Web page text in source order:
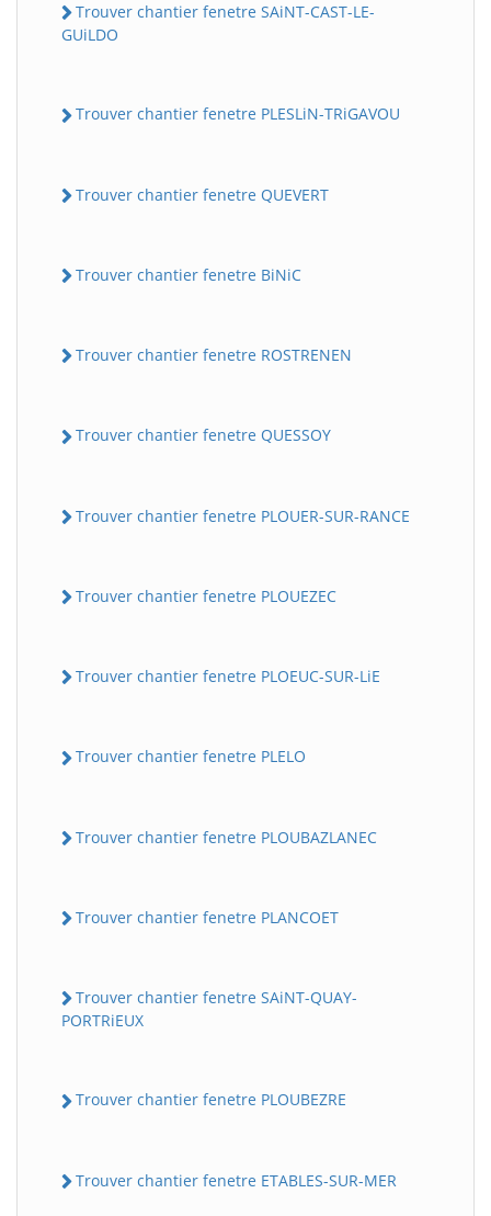
Trouver chantier fenetre SAiNT-CAST-LE-
GUiLDO
Trouver chantier fenetre PLESLiN-TRiGAVOU
Trouver chantier fenetre QUEVERT
Trouver chantier fenetre BiNiC
Trouver chantier fenetre ROSTRENEN
Trouver chantier fenetre QUESSOY
Trouver chantier fenetre PLOUER-SUR-RANCE
Trouver chantier fenetre PLOUEZEC
Trouver chantier fenetre PLOEUC-SUR-LiE
Trouver chantier fenetre PLELO
Trouver chantier fenetre PLOUBAZLANEC
Trouver chantier fenetre PLANCOET
Trouver chantier fenetre SAiNT-QUAY-
PORTRiEUX
Trouver chantier fenetre PLOUBEZRE
Trouver chantier fenetre ETABLES-SUR-MER